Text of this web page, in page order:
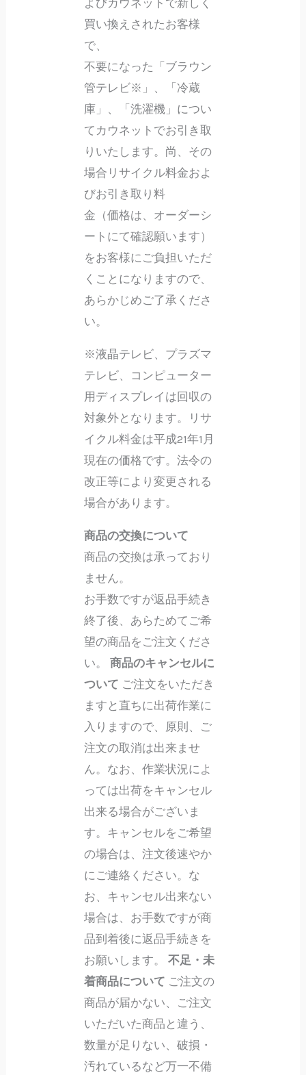
買い換えされたお客様
で、
不要になった「ブラウン
管テレビ※」、「冷蔵
庫」、「洗濯機」につい
てカウネットでお引き取
りいたします。尚、その
場合リサイクル料金およ
びお引き取り料
金（価格は、オーダーシ
ートにて確認願います）
をお客様にご負担いただ
くことになりますので、
あらかじめご了承くださ
い。
※液晶テレビ、プラズマ
テレビ、コンピューター
用ディスプレイは回収の
対象外となります。リサ
イクル料金は平成21年1月
現在の価格です。法令の
改正等により変更される
場合があります。
商品の交換について
商品の交換は承っており
ません。
お手数ですが返品手続き
終了後、あらためてご希
望の商品をご注文くださ
い。 商品のキャンセルに
ついて ご注文をいただき
ますと直ちに出荷作業に
入りますので、原則、ご
注文の取消は出来ませ
ん。なお、作業状況によ
っては出荷をキャンセル
出来る場合がございま
す。キャンセルをご希望
の場合は、注文後速やか
にご連絡ください。な
お、キャンセル出来ない
場合は、お手数ですが商
品到着後に返品手続きを
お願いします。 不足・未
着商品について ご注文の
商品が届かない、ご注文
いただいた商品と違う、
数量が足りない、破損・
汚れているなど万一不備